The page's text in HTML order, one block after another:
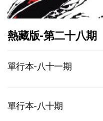
熱藏版-第二十八期
單行本-八十一期
單行本-八十期